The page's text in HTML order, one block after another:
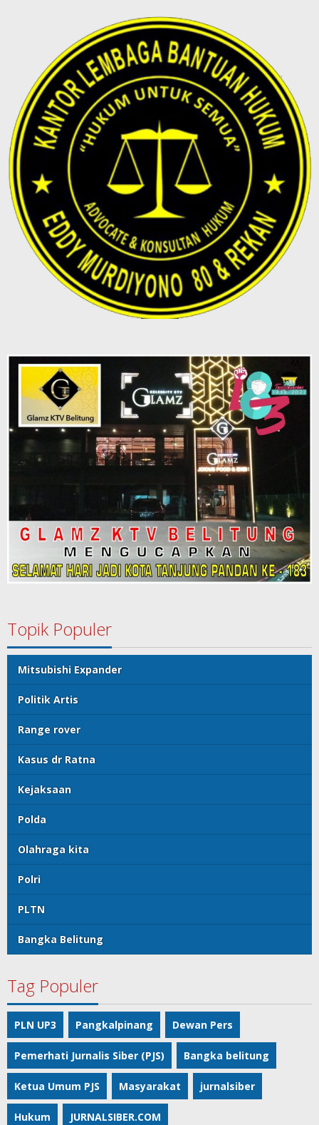
Topik Populer
Mitsubishi Expander
Politik Artis
Range rover
Kasus dr Ratna
Kejaksaan
Polda
Olahraga kita
Polri
PLTN
Bangka Belitung
Tag Populer
PLN UP3 Pangkalpinang Dewan Pers
Pemerhati Jurnalis Siber (PJS) Bangka belitung
Ketua Umum PJS Masyarakat jurnalsiber
Hukum JURNALSIBER.COM